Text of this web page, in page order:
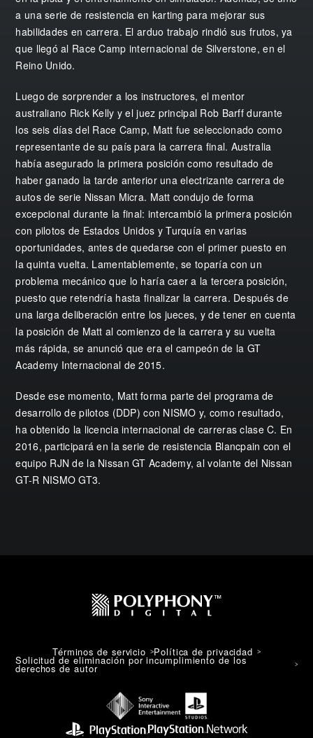
a una serie de resistencia en karting para mejorar sus
habilidades en carrera. El arduo trabajo rindió sus frutos, ya
que llegó al Race Camp internacional de Silverstone, en el
Reino Unido.
Luego de sorprender a los instructores, el mentor
australiano Rick Kelly y el juez principal Rob Barff durante
los seis días del Race Camp, Matt fue seleccionado como
representante de su país para la carrera final. Australia
había asegurado la primera posición como resultado de
haber ganado la tarde anterior una electrizante carrera de
autos de serie Nissan Micra. Matt condujo de forma
excepcional durante la final: intercambió la primera posición
con pilotos de Estados Unidos y Turquía en varias
oportunidades, antes de quedarse con el primer puesto en
la quinta vuelta. Lamentablemente, se toparía con un
problema mecánico que lo haría caer a la tercera posición,
puesto que retendría hasta finalizar la carrera. Después de
una larga deliberación entre los jueces, y de tener en cuenta
la posición de Matt al comienzo de la carrera y su vuelta
más rápida, se anunció que era el campeón de la GT
Academy Internacional de 2015.
Desde ese momento, Matt forma parte del programa de
desarrollo de pilotos (DDP) con NISMO y, como resultado,
ha obtenido la licencia internacional de carreras clase C. En
2016, participará en la serie de resistencia Blancpain con el
equipo RJN de la Nissan GT Academy, al volante del Nissan
GT-R NISMO GT3.
Términos de servicio Política de privacidad
Solicitud de eliminación por incumplimiento de los
derechos de autor